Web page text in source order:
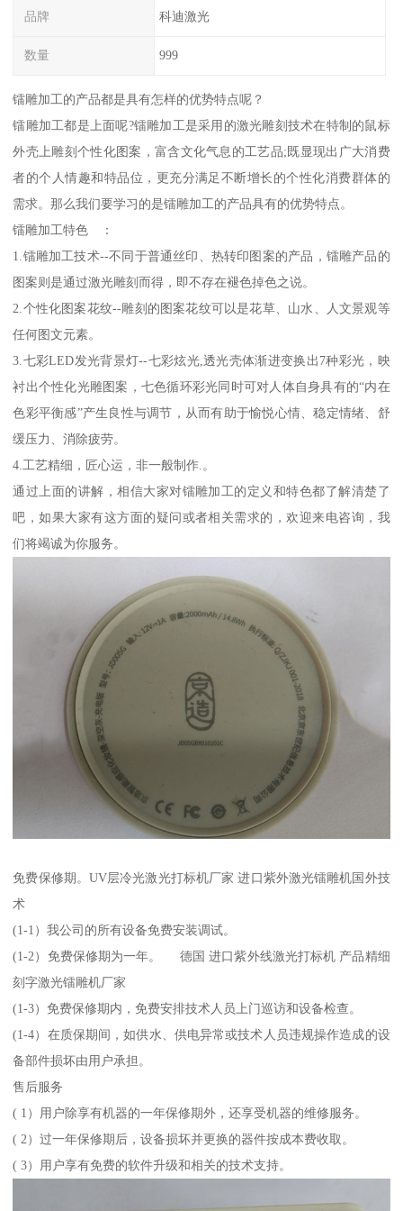
品牌 科迪激光
数量 999
镭雕加工的产品都是具有怎样的优势特点呢？
镭雕加工都是上面呢?镭雕加工是采用的激光雕刻技术在特制的鼠标
外壳上雕刻个性化图案，富含文化气息的工艺品;既显现出广大消费
者的个人情趣和特品位，更充分满足不断增长的个性化消费群体的
需求。那么我们要学习的是镭雕加工的产品具有的优势特点。
镭雕加工特色 ：
1.镭雕加工技术--不同于普通丝印、热转印图案的产品，镭雕产品的
图案则是通过激光雕刻而得，即不存在褪色掉色之说。
2.个性化图案花纹--雕刻的图案花纹可以是花草、山水、人文景观等
任何图文元素。
3.七彩LED发光背景灯--七彩炫光,透光壳体渐进变换出7种彩光，映
衬出个性化光雕图案，七色循环彩光同时可对人体自身具有的“内在
色彩平衡感”产生良性与调节，从而有助于愉悦心情、稳定情绪、舒
缓压力、消除疲劳。
4.工艺精细，匠心运，非一般制作.。
通过上面的讲解，相信大家对镭雕加工的定义和特色都了解清楚了
吧，如果大家有这方面的疑问或者相关需求的，欢迎来电咨询，我
们将竭诚为你服务。
免费保修期。UV层冷光激光打标机厂家 进口紫外激光镭雕机国外技
术
(1-1）我公司的所有设备免费安装调试。
(1-2）免费保修期为一年。 德国 进口紫外线激光打标机 产品精细
刻字激光镭雕机厂家
(1-3）免费保修期内，免费安排技术人员上门巡访和设备检查。
(1-4）在质保期间，如供水、供电异常或技术人员违规操作造成的设
备部件损坏由用户承担。
售后服务
( 1）用户除享有机器的一年保修期外，还享受机器的维修服务。
( 2）过一年保修期后，设备损坏并更换的器件按成本费收取。
( 3）用户享有免费的软件升级和相关的技术支持。